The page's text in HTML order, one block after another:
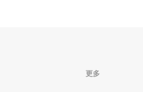
更多